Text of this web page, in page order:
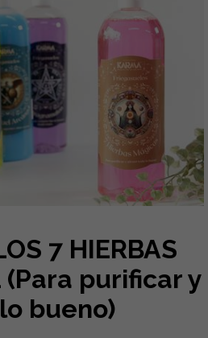
7 HIERBAS
(Para purificar y
bueno)